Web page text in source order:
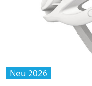
Neu 2026